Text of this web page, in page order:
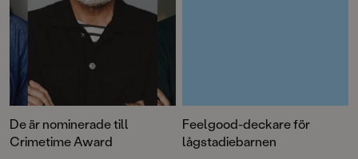
De är nominerade till
Crimetime Award
Feelgood-deckare för
lågstadiebarnen